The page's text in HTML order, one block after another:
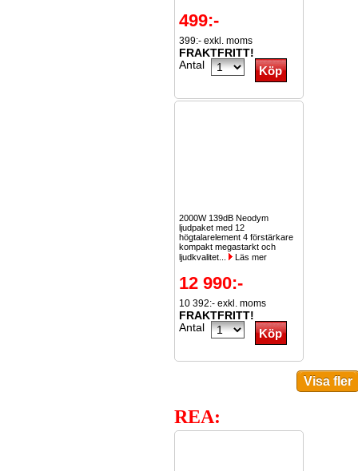
499:-
399:- exkl. moms
FRAKTFRITT!
Antal
2000W 139dB Neodym
ljudpaket med 12
högtalarelement 4 förstärkare
kompakt megastarkt och
ljudkvalitet...
Läs mer
12 990:-
10 392:- exkl. moms
FRAKTFRITT!
Antal
REA: